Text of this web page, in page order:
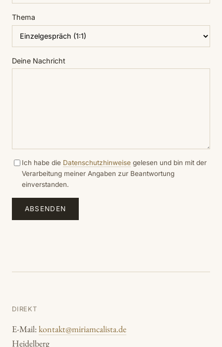
Thema
Deine Nachricht
Ich habe die Datenschutzhinweise gelesen und bin mit der
Verarbeitung meiner Angaben zur Beantwortung
einverstanden.
ABSENDEN
DIREKT
E-Mail:kontakt@miriamcalista.de
Heidelberg